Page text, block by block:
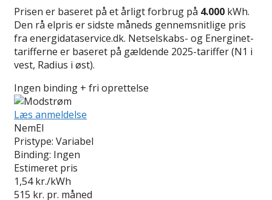
Prisen er baseret på et årligt forbrug på 4.000 kWh.
Den rå elpris er sidste måneds gennemsnitlige pris
fra energidataservice.dk. Netselskabs- og Energinet-
tarifferne er baseret på gældende 2025-tariffer (N1 i
vest, Radius i øst).
Ingen binding + fri oprettelse
Læs anmeldelse
NemEl
Pristype: Variabel
Binding: Ingen
Estimeret pris
1,54 kr./kWh
515 kr. pr. måned